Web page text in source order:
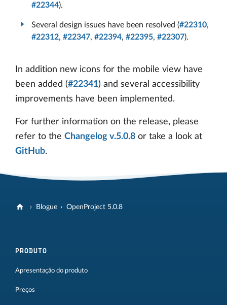
#22344).
Several design issues have been resolved (#22310,
#22312, #22347, #22394, #22395, #22307).
In addition new icons for the mobile view have
been added (#22341) and several accessibility
improvements have been implemented.
For further information on the release, please
refer to the Changelog v.5.0.8 or take a look at
GitHub.
Blogue OpenProject 5.0.8
PRODUTO
Apresentação do produto
Preços